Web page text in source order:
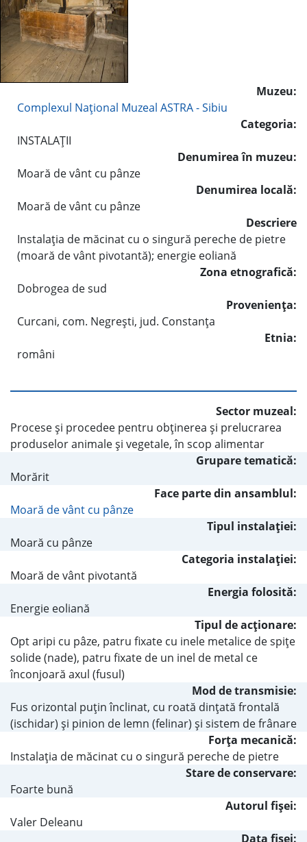
Muzeu:
Complexul Naţional Muzeal ASTRA - Sibiu
Categoria:
INSTALAŢII
Denumirea în muzeu:
Moară de vânt cu pânze
Denumirea locală:
Moară de vânt cu pânze
Descriere
Instalaţia de măcinat cu o singură pereche de pietre
(moară de vânt pivotantă); energie eoliană
Zona etnografică:
Dobrogea de sud
Provenienţa:
Curcani, com. Negreşti, jud. Constanţa
Etnia:
români
Sector muzeal:
Procese şi procedee pentru obţinerea şi prelucrarea
produselor animale şi vegetale, în scop alimentar
Grupare tematică:
Morărit
Face parte din ansamblul:
Moară de vânt cu pânze
Tipul instalaţiei:
Moară cu pânze
Categoria instalaţiei:
Moară de vânt pivotantă
Energia folosită:
Energie eoliană
Tipul de acţionare:
Opt aripi cu pâze, patru fixate cu inele metalice de spiţe
solide (nade), patru fixate de un inel de metal ce
înconjoară axul (fusul)
Mod de transmisie:
Fus orizontal puţin înclinat, cu roată dinţată frontală
(ischidar) şi pinion de lemn (felinar) şi sistem de frânare
Forţa mecanică:
Instalaţia de măcinat cu o singură pereche de pietre
Stare de conservare:
Foarte bună
Autorul fişei:
Valer Deleanu
Data fișei: